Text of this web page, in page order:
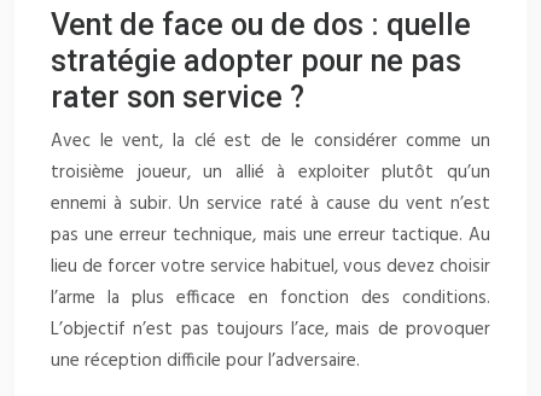
Vent de face ou de dos : quelle
stratégie adopter pour ne pas
rater son service ?
Avec le vent, la clé est de le considérer comme un
troisième joueur, un allié à exploiter plutôt qu’un
ennemi à subir. Un service raté à cause du vent n’est
pas une erreur technique, mais une erreur tactique. Au
lieu de forcer votre service habituel, vous devez choisir
l’arme la plus efficace en fonction des conditions.
L’objectif n’est pas toujours l’ace, mais de provoquer
une réception difficile pour l’adversaire.